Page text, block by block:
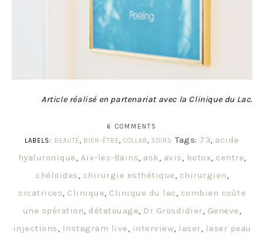
Article réalisé en partenariat avec la Clinique du Lac.
6 COMMENTS
LABELS:
BEAUTÉ, BIEN-ÊTRE,COLLAB, SOINS Tags: 73, acide
hyaluronique, Aix-les-Bains, ask, avis, botox, centre,
chéloides, chirurgie esthétique, chirurgien,
cicatrices, Clinique, Clinique du lac, combien coûte
une opération, détatouage, Dr Grosdidier, Geneve,
injections, Instagram live, interview, laser, laser peau